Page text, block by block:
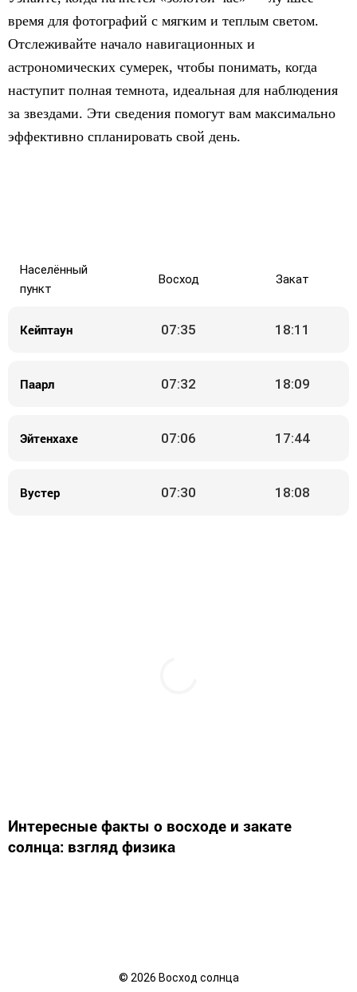
время для фотографий с мягким и теплым светом.
Отслеживайте начало навигационных и
астрономических сумерек, чтобы понимать, когда
наступит полная темнота, идеальная для наблюдения
за звездами. Эти сведения помогут вам максимально
эффективно спланировать свой день.
Населённый
пункт
Восход Закат
Кейптаун 07:35 18:11
Паарл 07:32 18:09
Эйтенхахе 07:06 17:44
Вустер 07:30 18:08
Интересные факты о восходе и закате
солнца: взгляд физика
© 2026 Восход солнца